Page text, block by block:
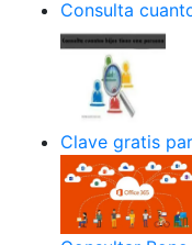
Consulta
Clave gratis